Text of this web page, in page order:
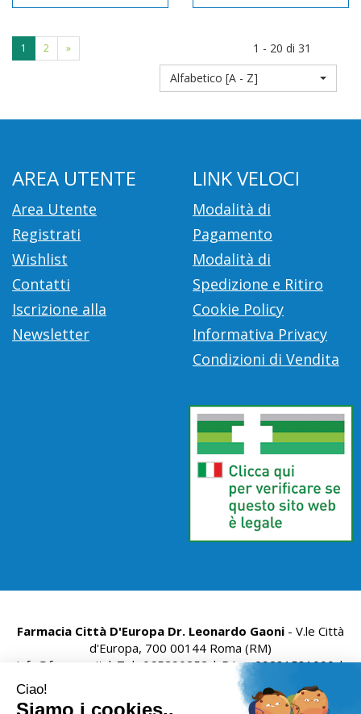
1 2 »
1 - 20 di 31
Alfabetico [A - Z]
AREA UTENTE
Area Utente
Registrati
Wishlist
Contatti
Iscrizione alla
Newsletter
LINK VELOCI
Modalità di
Pagamento
Modalità di
Spedizione e Ritiro
Cookie Policy
Informativa Privacy
Condizioni di Vendita
Farmacia Città D'Europa Dr. Leonardo Gaoni - V.le Città
d'Europa, 700 00144 Roma (RM)
info@farmace.it | Tel.: 065290252 | P.Iva: 09281581000 |
Numero R.E.A.: 1176469